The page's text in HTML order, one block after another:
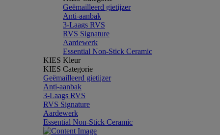
Geëmailleerd gietijzer
Anti-aanbak
3-Laags RVS
RVS Signature
Aardewerk
Essential Non-Stick Ceramic
KIES Kleur
KIES Categorie
Geëmailleerd gietijzer
Anti-aanbak
3-Laags RVS
RVS Signature
Aardewerk
Essential Non-Stick Ceramic